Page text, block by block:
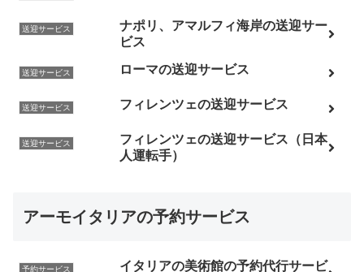
送迎サービス
ナポリ、アマルフィ海岸の送迎サー
ビス
送迎サービス ローマの送迎サービス
送迎サービス フィレンツェの送迎サービス
送迎サービス
フィレンツェの送迎サービス（日本
人運転手）
アーモイタリアの予約サービス
予約サービス
イタリアの美術館の予約代行サービ